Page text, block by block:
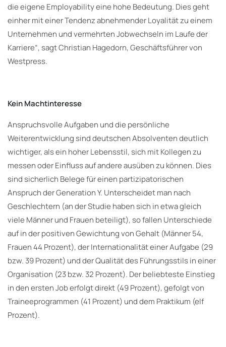
die eigene Employability eine hohe Bedeutung. Dies geht
einher mit einer Tendenz abnehmender Loyalität zu einem
Unternehmen und vermehrten Jobwechseln im Laufe der
Karriere“, sagt Christian Hagedorn, Geschäftsführer von
Westpress.
Kein Machtinteresse
Anspruchsvolle Aufgaben und die persönliche
Weiterentwicklung sind deutschen Absolventen deutlich
wichtiger, als ein hoher Lebensstil, sich mit Kollegen zu
messen oder Einfluss auf andere ausüben zu können. Dies
sind sicherlich Belege für einen partizipatorischen
Anspruch der Generation Y. Unterscheidet man nach
Geschlechtern (an der Studie haben sich in etwa gleich
viele Männer und Frauen beteiligt), so fallen Unterschiede
auf in der positiven Gewichtung von Gehalt (Männer 54,
Frauen 44 Prozent), der Internationalität einer Aufgabe (29
bzw. 39 Prozent) und der Qualität des Führungsstils in einer
Organisation (23 bzw. 32 Prozent). Der beliebteste Einstieg
in den ersten Job erfolgt direkt (49 Prozent), gefolgt von
Traineeprogrammen (41 Prozent) und dem Praktikum (elf
Prozent).